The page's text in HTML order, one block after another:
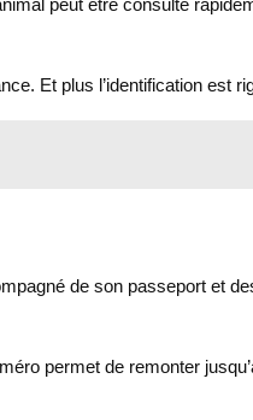
Et plus l’identification est
de son passeport et
permet de remonter